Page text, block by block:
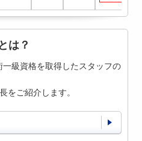
は？
級資格を取得したスタッフの
をご紹介します。